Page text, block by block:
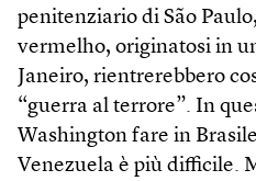
penitenziario di São
vermelho, originatosi in
Janeiro, rientrerebbero
“guerra al terrore”. In
Washington fare in
Venezuela è più difficile.